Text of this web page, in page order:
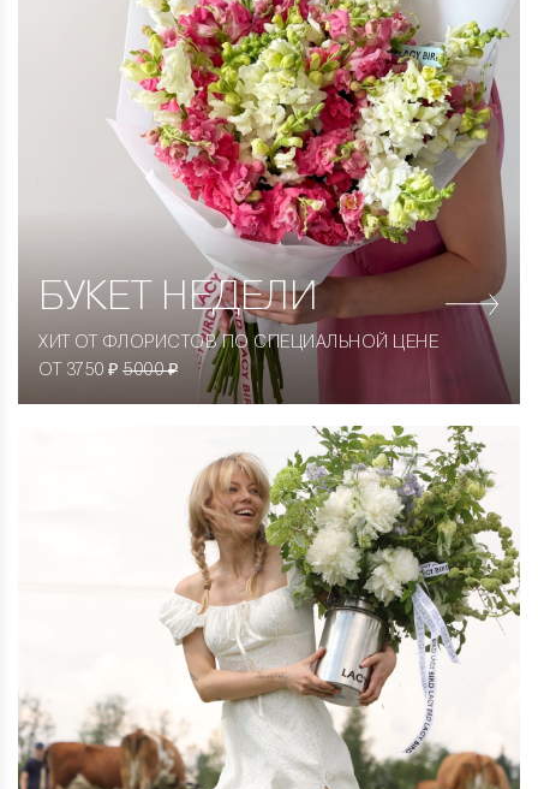
БУКЕТ НЕДЕЛИ
ХИТ ОТ ФЛОРИСТОВ ПО СПЕЦИАЛЬНОЙ ЦЕНЕ
ОТ 3750 ₽ 5000 ₽